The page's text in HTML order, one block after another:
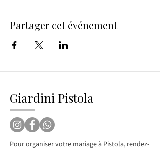
Partager cet événement
Giardini Pistola
Pour organiser votre mariage à Pistola, rendez-